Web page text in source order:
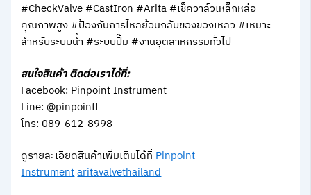
#CheckValve #CastIron #Arita #เช็ควาล์วเหล็กหล่อ
คุณภาพสูง #ป้องกันการไหลย้อนกลับของของเหลว #เหมาะ
สำหรับระบบน้ำ #ระบบปั๊ม #งานอุตสาหกรรมทั่วไป
สนใจสินค้า ติดต่อเราได้ที่:
Facebook: Pinpoint Instrument
Line: @pinpointt
โทร: 089-612-8998
ดูรายละเอียดสินค้าเพิ่มเติมได้ที่Pinpoint
Instrumentaritavalvethailand